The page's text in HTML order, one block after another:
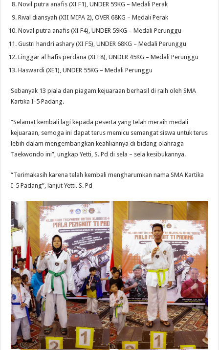
Novil putra anafis (XI F1), UNDER 59KG – Medali Perak
Rival diansyah (XII MIPA 2), OVER 68KG – Medali Perak
Noval putra anafis (XI F4), UNDER 59KG – Medali Perunggu
Gustri handri ashary (XI F5), UNDER 68KG – Medali Perunggu
Linggar al hafis perdana (XI F8), UNDER 45KG – Medali Perunggu
Haswardi (XE1), UNDER 55KG – Medali Perunggu
Sebanyak 13 piala dan piagam kejuaraan berhasil di raih oleh SMA
Kartika I-5 Padang.
“Selamat kembali lagi kepada peserta yang telah meraih medali
kejuaraan, semoga ini dapat terus memicu semangat siswa untuk terus
lebih dalam mengembangkan keahliannya di bidang olahraga
Taekwondo ini”, ungkap Yetti, S. Pd di sela – sela kesibukannya.
“Terimakasih karena telah kembali mengharumkan nama SMA Kartika
I-5 Padang”, lanjut Yetti. S. Pd